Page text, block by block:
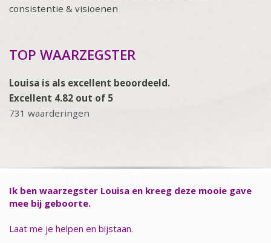
consistentie & visioenen
TOP WAARZEGSTER
Louisa is als excellent beoordeeld.
Excellent 4.82 out of 5
731 waarderingen
Ik ben waarzegster Louisa en kreeg deze mooie gave
mee bij geboorte.
Laat me je helpen en bijstaan.